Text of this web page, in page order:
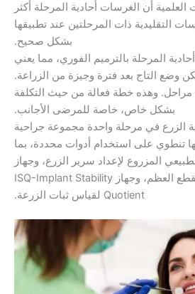
أحادية المرحلة أكثر
ذات المرحلتين عند تطبيقها
بشكل صحيح.
بالترميم الفوري، مما يعني
بعد فترة وجيزة من الزراعة.
خطة فعالة من حيث التكلفة
خاصة للمرضى الأجانب.
واحدة مجموعة جراحية
استخدام أدوات محددة، بما
لإعداد سرير الزرع، وجهاز
جراحة البيزوميد لقطع العظم، وجهاز ISQ-Implant Stability